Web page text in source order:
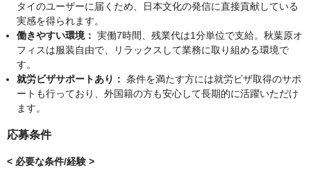
タイのユーザーに届くため、日本文化の発信に直接貢献している
実感を得られます。
働きやすい環境： 実働7時間、残業代は1分単位で支給。秋葉原オ
フィスは服装自由で、リラックスして業務に取り組める環境で
す。
就労ビザサポートあり： 条件を満たす方には就労ビザ取得のサポ
ートも行っており、外国籍の方も安心して長期的に活躍いただけ
ます。
応募条件
< 必要な条件/経験 >